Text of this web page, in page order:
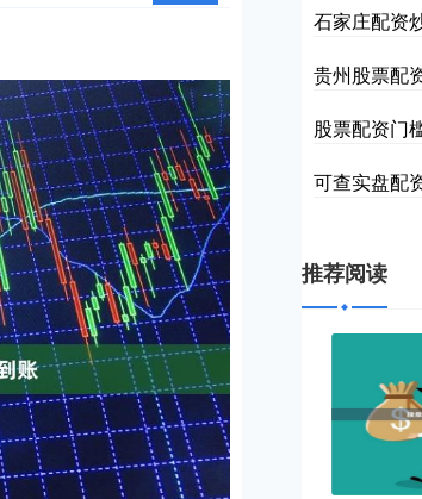
石家庄配资
贵州股票配
股票配资门
可查实盘配
推荐阅读